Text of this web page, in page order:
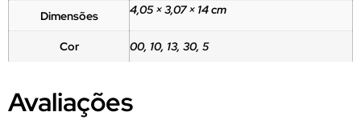
Dimensões 4,05 × 3,07 × 14 cm
Cor 00, 10, 13, 30, 5
Avaliações